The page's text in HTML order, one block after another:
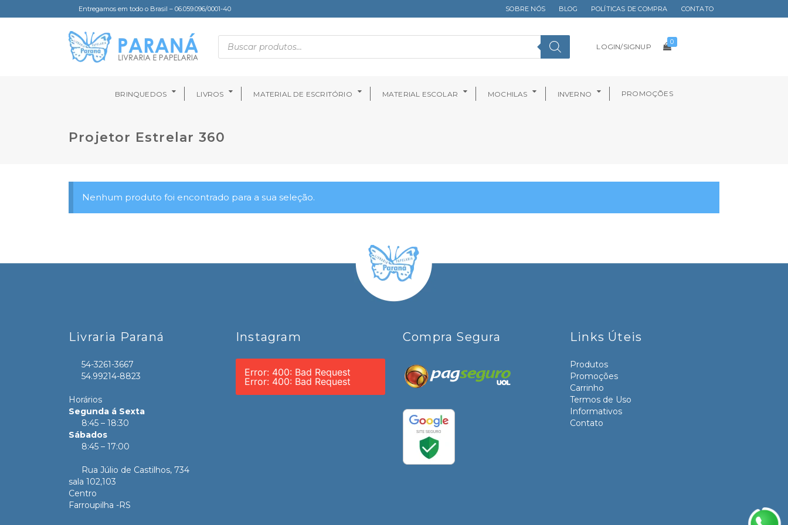
Entregamos em todo o Brasil – 06.059.096/0001-40 SOBRE NÓS BLOG POLÍTICAS DE COMPRA CONTATO
LOGIN/SIGNUP
0
BRINQUEDOS LIVROS MATERIAL DE ESCRITÓRIO MATERIAL ESCOLAR MOCHILAS INVERNO PROMOÇÕES
Projetor Estrelar 360
Nenhum produto foi encontrado para a sua seleção.
Livraria Paraná
54-3261-3667
54.99214-8823
Horários
Segunda á Sexta
8:45 – 18:30
Sábados
8:45 – 17:00
Rua Júlio de Castilhos, 734
sala 102,103
Centro
Farroupilha -RS
Instagram
Error: 400: Bad Request
Error: 400: Bad Request
Compra Segura Links Úteis
Produtos
Promoções
Carrinho
Termos de Uso
Informativos
Contato